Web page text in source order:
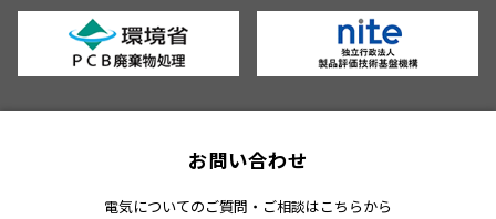
お問い合わせ
電気についてのご質問・ご相談はこちらから